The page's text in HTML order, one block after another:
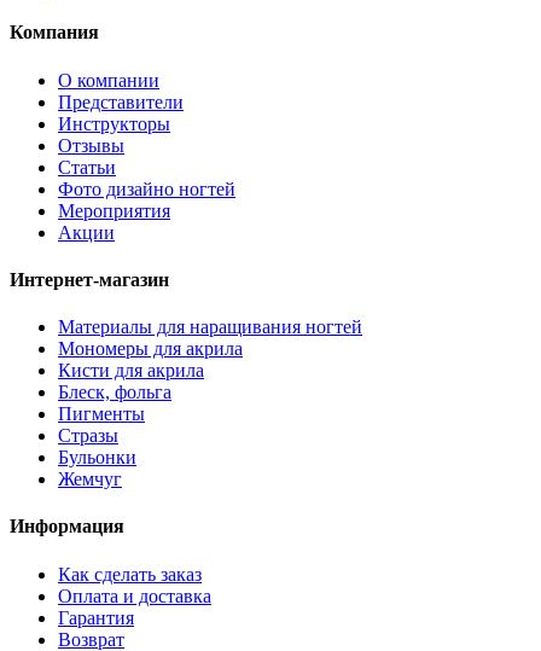
Компания
О компании
Представители
Инструкторы
Отзывы
Статьи
Фото дизайно ногтей
Мероприятия
Акции
Интернет-магазин
Материалы для наращивания ногтей
Мономеры для акрила
Кисти для акрила
Блеск, фольга
Пигменты
Стразы
Бульонки
Жемчуг
Информация
Как сделать заказ
Оплата и доставка
Гарантия
Возврат